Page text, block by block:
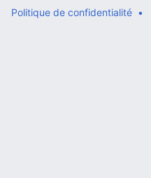
Politique de confidentialité